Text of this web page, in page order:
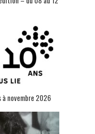
à novembre 2026